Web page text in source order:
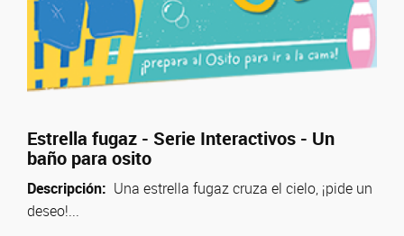
Estrella fugaz - Serie Interactivos - Un
baño para osito
Descripción: Una estrella fugaz cruza el cielo, ¡pide un
deseo!...